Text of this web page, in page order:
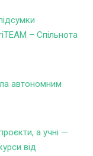
– Спільнота
автономним
а учні —
від